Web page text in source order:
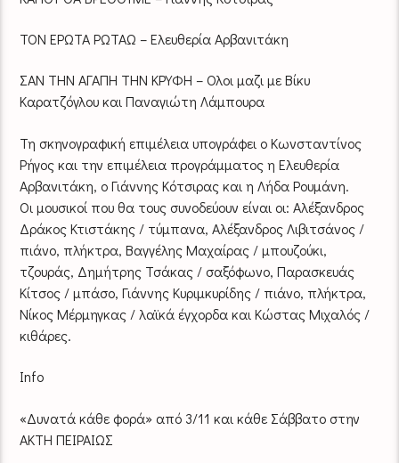
ΤΟΝ ΕΡΩΤΑ ΡΩΤΑΩ – Ελευθερία Αρβανιτάκη
ΣΑΝ ΤΗΝ ΑΓΑΠΗ ΤΗΝ ΚΡΥΦΗ – Ολοι μαζι με Βίκυ
Καρατζόγλου και Παναγιώτη Λάμπουρα
Τη σκηνογραφική επιμέλεια υπογράφει ο Κωνσταντίνος
Ρήγος και την επιμέλεια προγράμματος η Ελευθερία
Αρβανιτάκη, ο Γιάννης Κότσιρας και η Λήδα Ρουμάνη.
Οι μουσικοί που θα τους συνοδεύουν είναι οι: Αλέξανδρος
Δράκος Κτιστάκης / τύμπανα, Αλέξανδρος Λιβιτσάνος /
πιάνο, πλήκτρα, Βαγγέλης Μαχαίρας / μπουζούκι,
τζουράς, Δημήτρης Τσάκας / σαξόφωνο, Παρασκευάς
Κίτσος / μπάσο, Γιάννης Κυριμκυρίδης / πιάνο, πλήκτρα,
Νίκος Μέρμηγκας / λαϊκά έγχορδα και Κώστας Μιχαλός /
κιθάρες.
Info
«Δυνατά κάθε φορά» από 3/11 και κάθε Σάββατο στην
ΑΚΤΗ ΠΕΙΡΑΙΩΣ